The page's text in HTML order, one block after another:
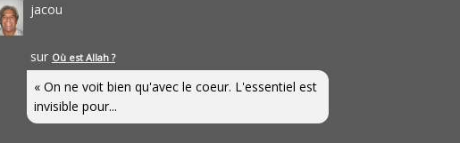
jacou
sur Où est Allah ?
« On ne voit bien qu'avec le coeur. L'essentiel est
invisible pour...